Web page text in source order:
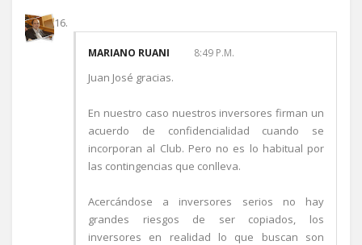
MARIANO RUANI 8:49 P.M.
Juan José gracias.
En nuestro caso nuestros inversores firman un
acuerdo de confidencialidad cuando se
incorporan al Club. Pero no es lo habitual por
las contingencias que conlleva.
Acercándose a inversores serios no hay
grandes riesgos de ser copiados, los
inversores en realidad lo que buscan son